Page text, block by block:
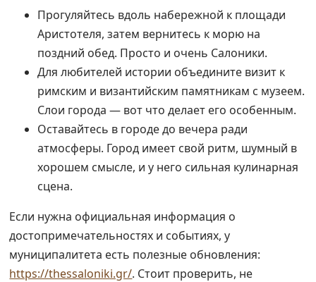
Прогуляйтесь вдоль набережной к площади
Аристотеля, затем вернитесь к морю на
поздний обед. Просто и очень Салоники.
Для любителей истории объедините визит к
римским и византийским памятникам с музеем.
Слои города — вот что делает его особенным.
Оставайтесь в городе до вечера ради
атмосферы. Город имеет свой ритм, шумный в
хорошем смысле, и у него сильная кулинарная
сцена.
Если нужна официальная информация о
достопримечательностях и событиях, у
муниципалитета есть полезные обновления:
https://thessaloniki.gr/. Стоит проверить, не